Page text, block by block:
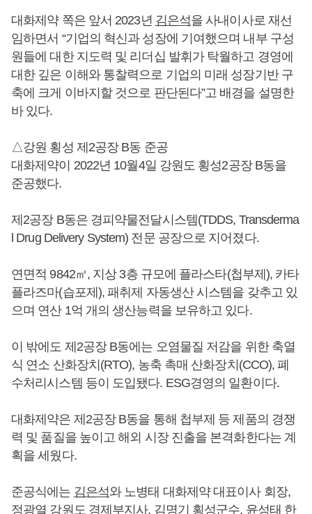
대화제약 쪽은 앞서 2023년 김은석을 사내이사로 재선
임하면서 “기업의 혁신과 성장에 기여했으며 내부 구성
원들에 대한 지도력 및 리더십 발휘가 탁월하고 경영에
대한 깊은 이해와 통찰력으로 기업의 미래 성장기반 구
축에 크게 이바지할 것으로 판단된다”고 배경을 설명한
바 있다.
△강원 횡성 제2공장 B동 준공
대화제약이 2022년 10월4일 강원도 횡성2공장 B동을
준공했다.
제2공장 B동은 경피약물전달시스템(TDDS, Transderma
l Drug Delivery System) 전문 공장으로 지어졌다.
연면적 9842㎡, 지상 3층 규모에 플라스타(첩부제), 카타
플라즈마(습포제), 패취제 자동생산 시스템을 갖추고 있
으며 연산 1억 개의 생산능력을 보유하고 있다.
이 밖에도 제2공장 B동에는 오염물질 저감을 위한 축열
식 연소 산화장치(RTO), 농축 촉매 산화장치(CCO), 폐
수처리시스템 등이 도입됐다. ESG경영의 일환이다.
대화제약은 제2공장 B동을 통해 첩부제 등 제품의 경쟁
력 및 품질을 높이고 해외 시장 진출을 본격화한다는 계
획을 세웠다.
준공식에는 김은석와 노병태 대화제약 대표이사 회장,
정광열 강원도 경제부지사, 김명기 횡성군수, 윤성태 한